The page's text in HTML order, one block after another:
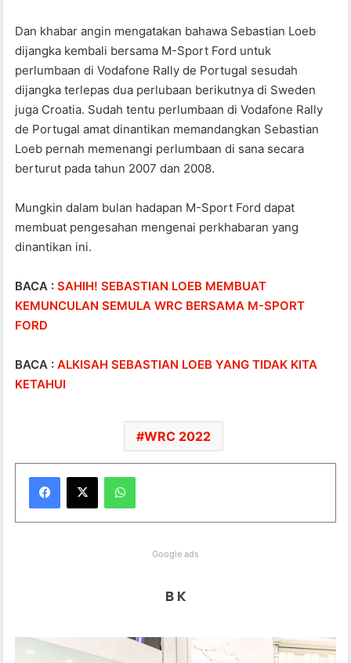
Dan khabar angin mengatakan bahawa Sebastian Loeb
dijangka kembali bersama M-Sport Ford untuk
perlumbaan di Vodafone Rally de Portugal sesudah
dijangka terlepas dua perlubaan berikutnya di Sweden
juga Croatia. Sudah tentu perlumbaan di Vodafone Rally
de Portugal amat dinantikan memandangkan Sebastian
Loeb pernah memenangi perlumbaan di sana secara
berturut pada tahun 2007 dan 2008.
Mungkin dalam bulan hadapan M-Sport Ford dapat
membuat pengesahan mengenai perkhabaran yang
dinantikan ini.
BACA :SAHIH! SEBASTIAN LOEB MEMBUAT
KEMUNCULAN SEMULA WRC BERSAMA M-SPORT
FORD
BACA :ALKISAH SEBASTIAN LOEB YANG TIDAK KITA
KETAHUI
WRC 2022
WhatsApp
Google ads
B K